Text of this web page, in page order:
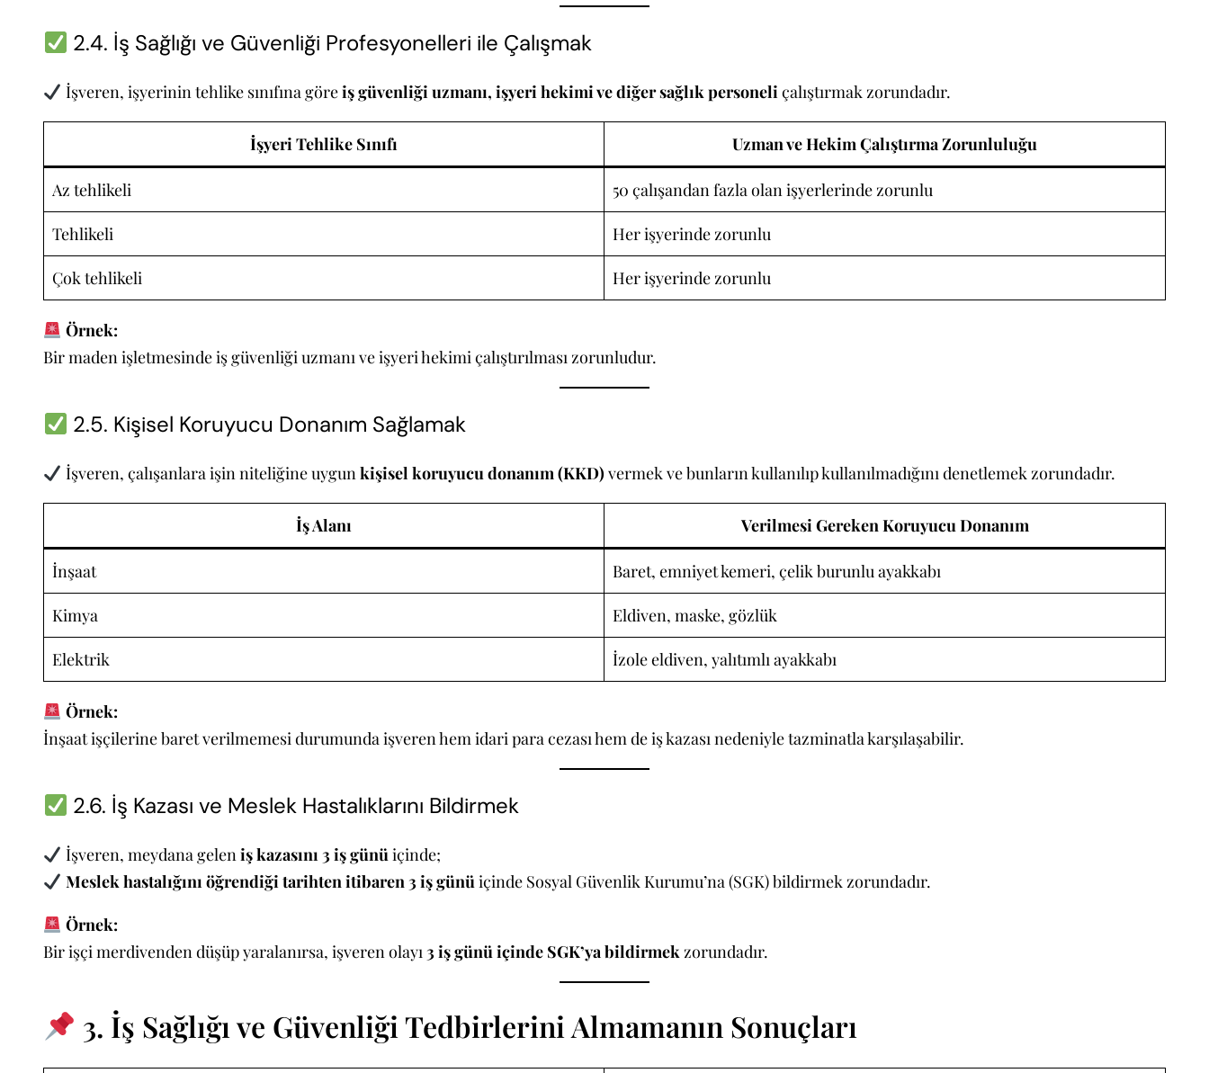
2.4. İş Sağlığı ve Güvenliği Profesyonelleri ile Çalışmak
İşveren, işyerinin tehlike sınıfına göreiş güvenliği uzmanı, işyeri hekimi ve diğer sağlık personeliçalıştırmak zorundadır.
İşyeri Tehlike Sınıfı Uzman ve Hekim Çalıştırma Zorunluluğu
Az tehlikeli 50 çalışandan fazla olan işyerlerinde zorunlu
Tehlikeli Her işyerinde zorunlu
Çok tehlikeli Her işyerinde zorunlu
Örnek:
Bir maden işletmesinde iş güvenliği uzmanı ve işyeri hekimi çalıştırılması zorunludur.
2.5. Kişisel Koruyucu Donanım Sağlamak
İşveren, çalışanlara işin niteliğine uygunkişisel koruyucu donanım (KKD) vermek ve bunların kullanılıp kullanılmadığını denetlemek zorundadır.
İş Alanı Verilmesi Gereken Koruyucu Donanım
İnşaat Baret, emniyet kemeri, çelik burunlu ayakkabı
Kimya Eldiven, maske, gözlük
Elektrik İzole eldiven, yalıtımlı ayakkabı
Örnek:
İnşaat işçilerine baret verilmemesi durumunda işveren hem idari para cezası hem de iş kazası nedeniyle tazminatla karşılaşabilir.
2.6. İş Kazası ve Meslek Hastalıklarını Bildirmek
İşveren, meydana geleniş kazasını 3 iş günüiçinde;
Meslek hastalığını öğrendiği tarihten itibaren 3 iş günüiçinde Sosyal Güvenlik Kurumu’na (SGK) bildirmek zorundadır.
Örnek:
Bir işçi merdivenden düşüp yaralanırsa, işveren olayı3 iş günü içinde SGK’ya bildirmek zorundadır.
3. İş Sağlığı ve Güvenliği Tedbirlerini Almamanın Sonuçları